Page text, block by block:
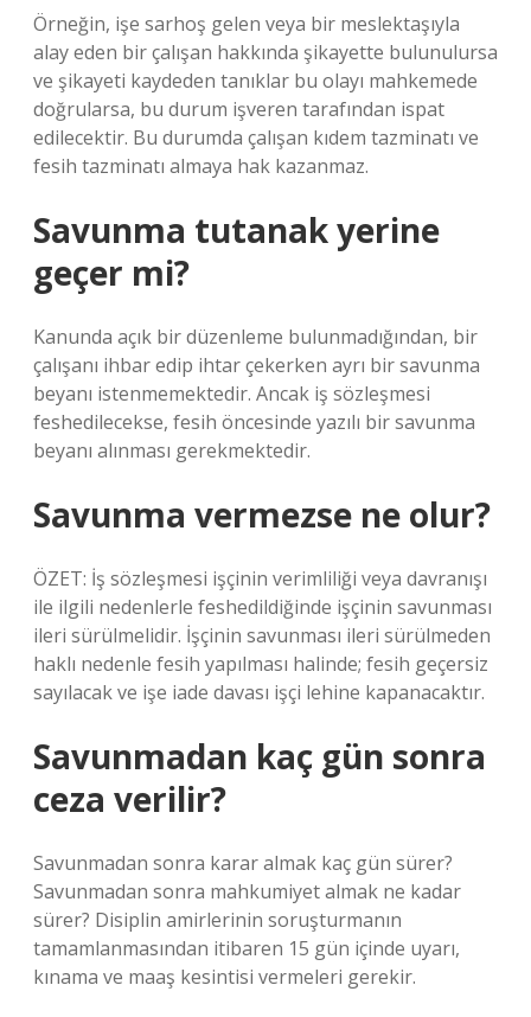
Örneğin, işe sarhoş gelen veya bir meslektaşıyla
alay eden bir çalışan hakkında şikayette bulunulursa
ve şikayeti kaydeden tanıklar bu olayı mahkemede
doğrularsa, bu durum işveren tarafından ispat
edilecektir. Bu durumda çalışan kıdem tazminatı ve
fesih tazminatı almaya hak kazanmaz.
Savunma tutanak yerine
geçer mi?
Kanunda açık bir düzenleme bulunmadığından, bir
çalışanı ihbar edip ihtar çekerken ayrı bir savunma
beyanı istenmemektedir. Ancak iş sözleşmesi
feshedilecekse, fesih öncesinde yazılı bir savunma
beyanı alınması gerekmektedir.
Savunma vermezse ne olur?
ÖZET: İş sözleşmesi işçinin verimliliği veya davranışı
ile ilgili nedenlerle feshedildiğinde işçinin savunması
ileri sürülmelidir. İşçinin savunması ileri sürülmeden
haklı nedenle fesih yapılması halinde; fesih geçersiz
sayılacak ve işe iade davası işçi lehine kapanacaktır.
Savunmadan kaç gün sonra
ceza verilir?
Savunmadan sonra karar almak kaç gün sürer?
Savunmadan sonra mahkumiyet almak ne kadar
sürer? Disiplin amirlerinin soruşturmanın
tamamlanmasından itibaren 15 gün içinde uyarı,
kınama ve maaş kesintisi vermeleri gerekir.